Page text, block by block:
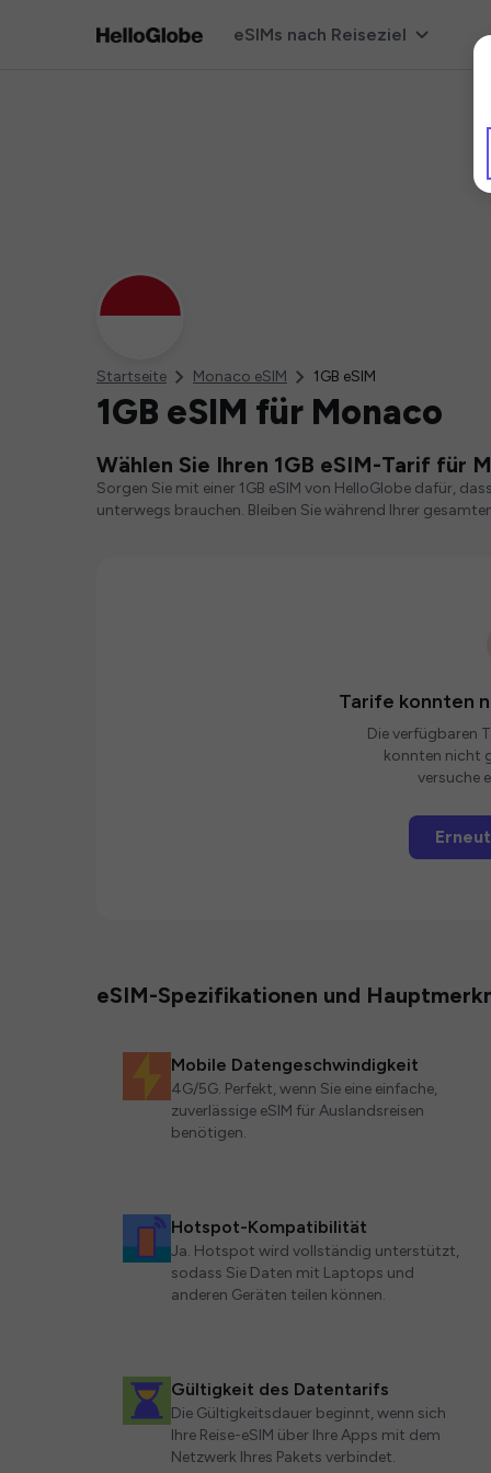
eSIMs nach Reiseziel
Startseite Monaco eSIM 1GB eSIM
1GB eSIM für Monaco
Wählen Sie Ihren 1GB eSIM-Tarif für
Sorgen Sie mit einer 1GB eSIM von HelloGlobe dafür,
unterwegs brauchen. Bleiben Sie während Ihrer
Tarife konnten
Die verfügbaren
konnten nicht
versuche
eSIM-Spezifikationen und
Mobile Datengeschwindigkeit
4G/5G. Perfekt, wenn Sie eine einfache,
zuverlässige eSIM für Auslandsreisen
benötigen.
Hotspot-Kompatibilität
Ja. Hotspot wird vollständig unterstützt,
sodass Sie Daten mit Laptops und
anderen Geräten teilen können.
Gültigkeit des Datentarifs
Die Gültigkeitsdauer beginnt, wenn sich
Ihre Reise-eSIM über Ihre Apps mit dem
Netzwerk Ihres Pakets verbindet.